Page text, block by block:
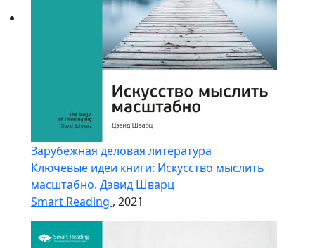
Зарубежная деловая литература
Ключевые идеи книги: Искусство мыслить
масштабно. Дэвид Шварц
Smart Reading , 2021